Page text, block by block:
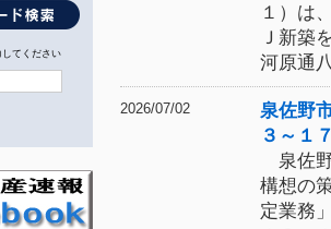
てください
１）は
Ｊ新築
河原通
2026/07/02
泉佐野
３～１
泉佐
構想の
定業務